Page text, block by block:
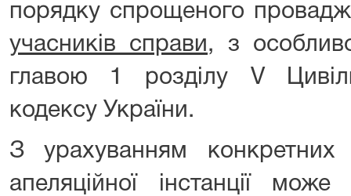
порядку спрощеного
учасників справи, з
главою 1 розділу V
кодексу України.
З урахуванням
апеляційної інстанції може